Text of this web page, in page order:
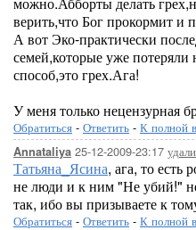
верить,что Бог прокормит и
А вот Эко-практически
семей,которые уже потеряли
способ,это грех.Ага!
У меня только нецензурная
Обратиться - Ответить - К полной
Annataliya 25-12-2009-23:17
Татьяна_Ясина, ага, то есть
не люди и к ним "Не убий!"
так, ибо вы призываете к
Обратиться - Ответить - К полной